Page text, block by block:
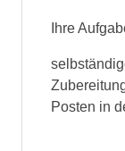
Ihre
Posten in